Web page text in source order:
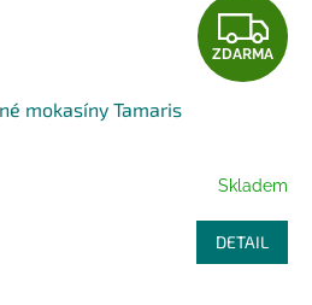
Z
D
R
M
A
ZDARMA
mokasíny Tamaris
Skladem
DETAIL